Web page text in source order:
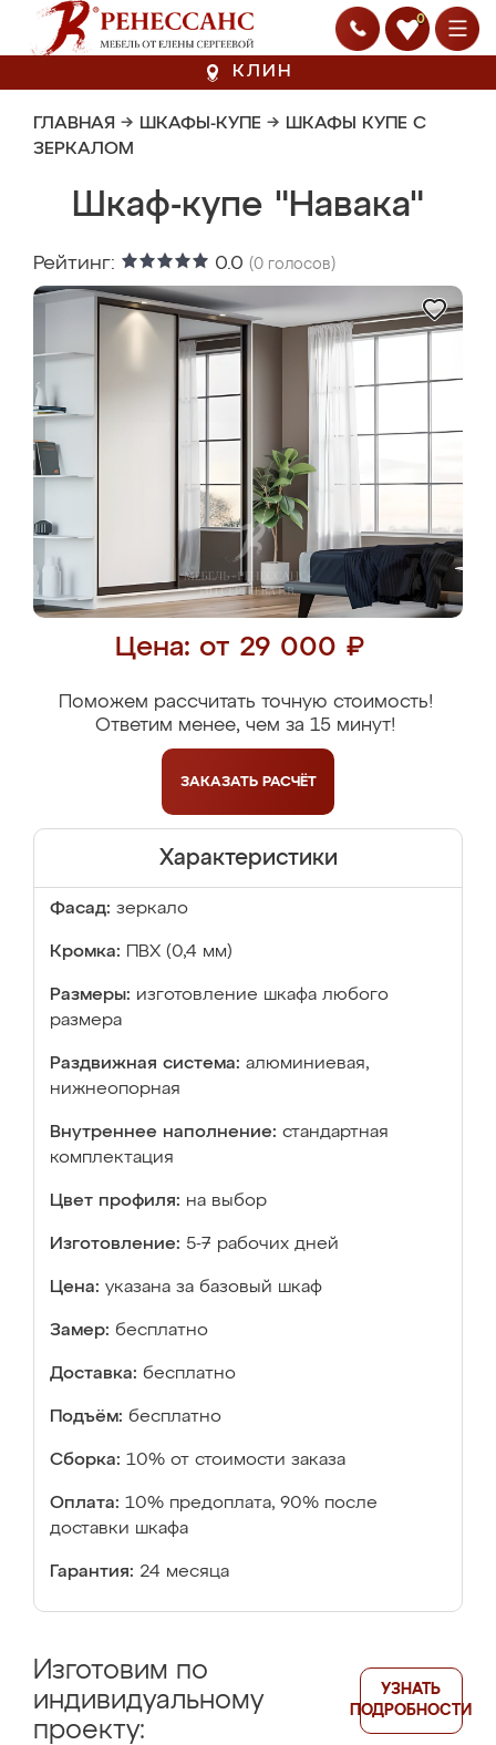
0
КЛИН
ГЛАВНАЯ → ШКАФЫ-КУПЕ → ШКАФЫ КУПЕ С
ЗЕРКАЛОМ
Шкаф-купе "Навака"
Рейтинг: 0.0 (0 голосов)
Цена: от 29 000 ₽
Поможем рассчитать точную стоимость!
Ответим менее, чем за 15 минут!
ЗАКАЗАТЬ РАСЧЁТ
Характеристики
Фасад: зеркало
Кромка: ПВХ (0,4 мм)
Размеры: изготовление шкафа любого
размера
Раздвижная система: алюминиевая,
нижнеопорная
Внутреннее наполнение: стандартная
комплектация
Цвет профиля: на выбор
Изготовление: 5-7 рабочих дней
Цена: указана за базовый шкаф
Замер: бесплатно
Доставка: бесплатно
Подъём: бесплатно
Сборка: 10% от стоимости заказа
Оплата: 10% предоплата, 90% после
доставки шкафа
Гарантия: 24 месяца
Изготовим по
индивидуальному
проекту:
УЗНАТЬ
ПОДРОБНОСТИ